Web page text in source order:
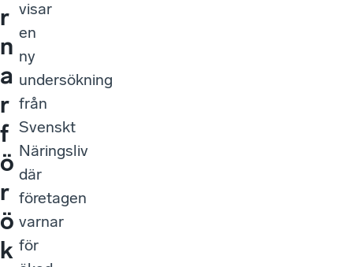
r
n
a
r
f
ö
r
ö
k
visar
en
ny
undersökning
från
Svenskt
Näringsliv
där
företagen
varnar
för